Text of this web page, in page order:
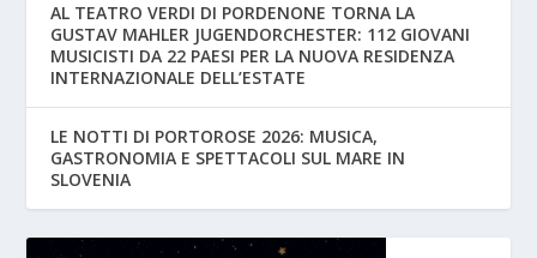
AL TEATRO VERDI DI PORDENONE TORNA LA
GUSTAV MAHLER JUGENDORCHESTER: 112 GIOVANI
MUSICISTI DA 22 PAESI PER LA NUOVA RESIDENZA
INTERNAZIONALE DELL’ESTATE
LE NOTTI DI PORTOROSE 2026: MUSICA,
GASTRONOMIA E SPETTACOLI SUL MARE IN
SLOVENIA